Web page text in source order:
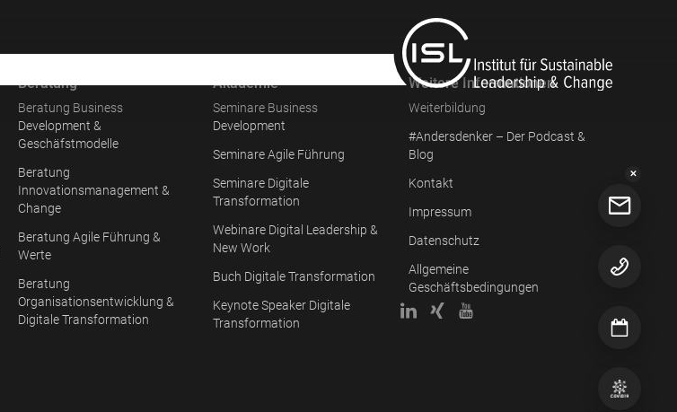
✕
Beratung
Beratung Business
Development &
Geschäfstmodelle
Beratung
Innovationsmanagement &
Change
Beratung Agile Führung &
Werte
Beratung
Organisationsentwicklung &
Digitale Transformation
Akademie
Seminare Business
Development
Seminare Agile Führung
Seminare Digitale
Transformation
Webinare Digital Leadership &
New Work
Buch Digitale Transformation
Keynote Speaker Digitale
Transformation
Weitere Informationen
Weiterbildung
#Andersdenker – Der Podcast &
Blog
Kontakt
Impressum
Datenschutz
Allgemeine
Geschäftsbedingungen